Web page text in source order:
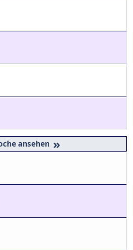
»